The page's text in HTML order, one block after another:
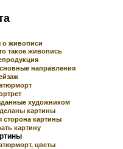
живописи
такое живопись
направления
художником
картины
сторона картины
картину
цветы